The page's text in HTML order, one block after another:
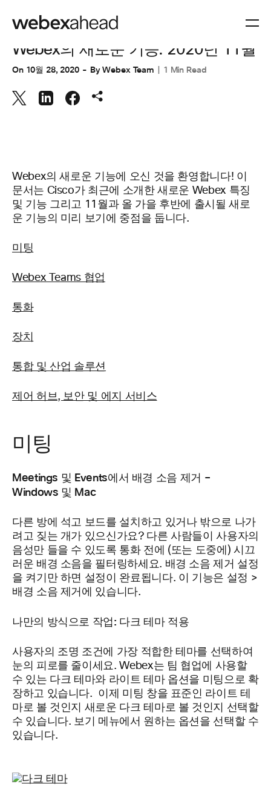
작업 공간,협업
Webex의 새로운 기능: 2020년 11월
On 10월 28, 2020 ByWebex Team 1 Min Read
Webex의 새로운 기능에 오신 것을 환영합니다! 이
문서는 Cisco가 최근에 소개한 새로운 Webex 특징
및 기능 그리고 11월과 올 가을 후반에 출시될 새로
운 기능의 미리 보기에 중점을 둡니다.
미팅
Webex Teams 협업
통화
장치
통합 및 산업 솔루션
제어 허브, 보안 및 에지 서비스
미팅
Meetings 및 Events에서 배경 소음 제거 –
Windows 및 Mac
다른 방에 석고 보드를 설치하고 있거나 밖으로 나가
려고 짖는 개가 있으신가요? 다른 사람들이 사용자의
음성만 들을 수 있도록 통화 전에 (또는 도중에) 시끄
러운 배경 소음을 필터링하세요. 배경 소음 제거 설정
을 켜기만 하면 설정이 완료됩니다. 이 기능은 설정 >
배경 소음 제거에 있습니다.
나만의 방식으로 작업: 다크 테마 적용
사용자의 조명 조건에 가장 적합한 테마를 선택하여
눈의 피로를 줄이세요. Webex는 팀 협업에 사용할
수 있는 다크 테마와 라이트 테마 옵션을 미팅으로 확
장하고 있습니다. 이제 미팅 창을 표준인 라이트 테
마로 볼 것인지 새로운 다크 테마로 볼 것인지 선택할
수 있습니다. 보기 메뉴에서 원하는 옵션을 선택할 수
있습니다.